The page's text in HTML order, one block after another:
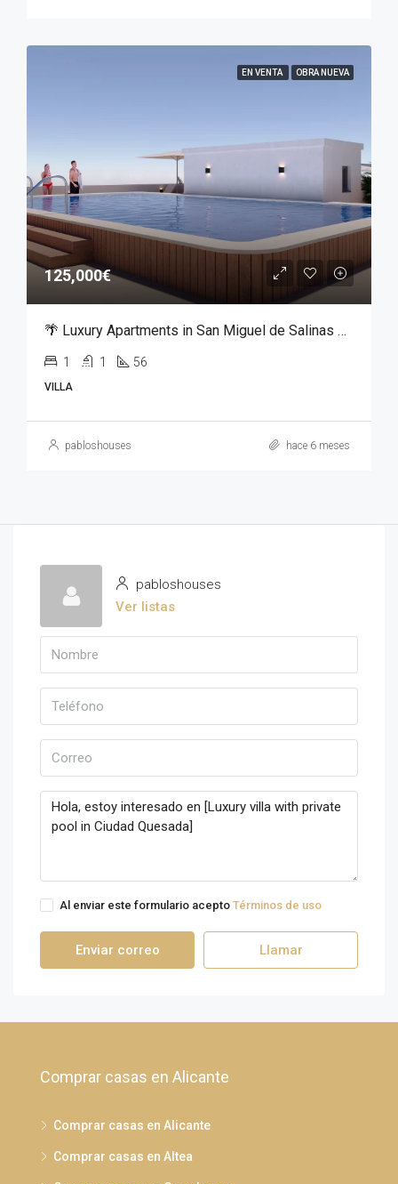
EN VENTA OBRA NUEVA
125,000€
🌴 Luxury Apartments in San Miguel de Salinas – From €125,000
1 1 56
VILLA
pabloshouses hace 6 meses
pabloshouses
Ver listas
Al enviar este formulario acepto Términos de uso
Enviar correo Llamar
Comprar casas en Alicante
Comprar casas en Alicante
Comprar casas en Altea